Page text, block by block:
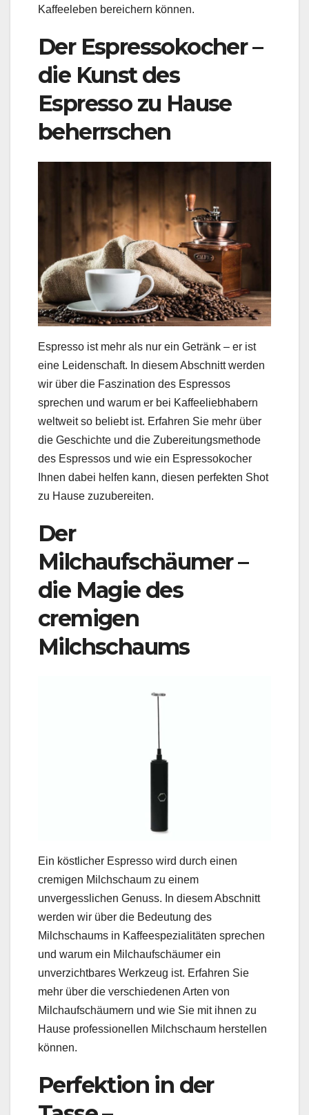
Kaffeeleben bereichern können.
Der Espressokocher –
die Kunst des
Espresso zu Hause
beherrschen
Espresso ist mehr als nur ein Getränk – er ist
eine Leidenschaft. In diesem Abschnitt werden
wir über die Faszination des Espressos
sprechen und warum er bei Kaffeeliebhabern
weltweit so beliebt ist. Erfahren Sie mehr über
die Geschichte und die Zubereitungsmethode
des Espressos und wie ein Espressokocher
Ihnen dabei helfen kann, diesen perfekten Shot
zu Hause zuzubereiten.
Der
Milchaufschäumer –
die Magie des
cremigen
Milchschaums
Ein köstlicher Espresso wird durch einen
cremigen Milchschaum zu einem
unvergesslichen Genuss. In diesem Abschnitt
werden wir über die Bedeutung des
Milchschaums in Kaffeespezialitäten sprechen
und warum ein Milchaufschäumer ein
unverzichtbares Werkzeug ist. Erfahren Sie
mehr über die verschiedenen Arten von
Milchaufschäumern und wie Sie mit ihnen zu
Hause professionellen Milchschaum herstellen
können.
Perfektion in der